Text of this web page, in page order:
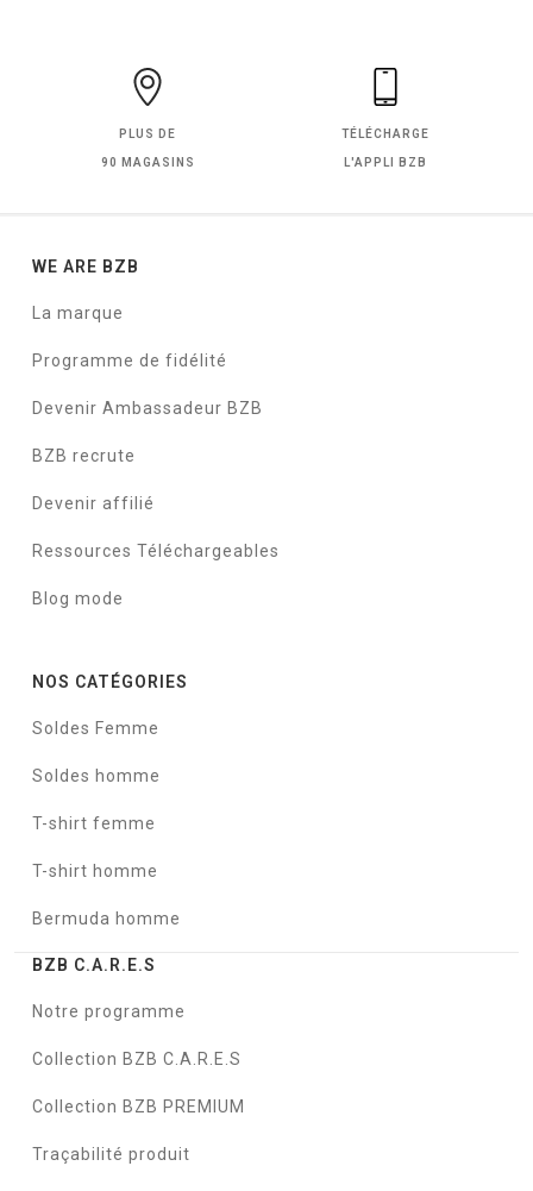
PLUS DE
90 MAGASINS
TÉLÉCHARGE
L'APPLI BZB
WE ARE BZB
La marque
Programme de fidélité
Devenir Ambassadeur BZB
BZB recrute
Devenir affilié
Ressources Téléchargeables
Blog mode
NOS CATÉGORIES
Soldes Femme
Soldes homme
T-shirt femme
T-shirt homme
Bermuda homme
BZB C.A.R.E.S
Notre programme
Collection BZB C.A.R.E.S
Collection BZB PREMIUM
Traçabilité produit